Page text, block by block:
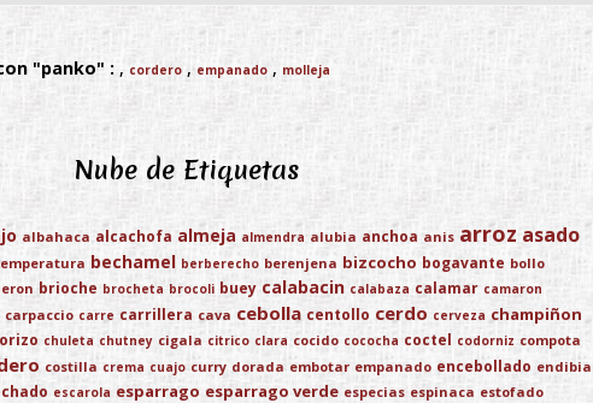
"panko" : , cordero , empanado , molleja
Nube de Etiquetas
albahaca alcachofa almeja almendra alubia anchoa anis arroz asado
bechamel berberecho berenjena bizcocho bogavante bollo
brioche brocheta brocoli buey calabacin calabaza calamar camaron
carpaccio carre carrillera cava cebolla centollo cerdo cerveza champiñon
chuleta chutney cigala citrico clara cocido cococha coctel codorniz compota
costilla crema cuajo curry dorada embotar empanado encebollado endibia
escarola esparrago esparrago verde especias espinaca estofado